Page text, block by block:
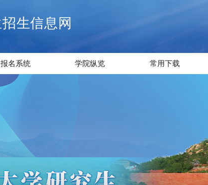
生信息网
报名系统 学院纵览 常用下载
统 学院纵览 常用下载